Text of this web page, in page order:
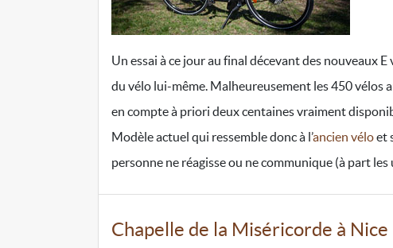
Un essai à ce jour au final décevant des nouveaux
du vélo lui-même. Malheureusement les 450 vélos
en compte à priori deux centaines vraiment
Modèle actuel qui ressemble donc à l’ancien véloet
personne ne réagisse ou ne communique (à part
Chapelle de la Miséricorde à Nice